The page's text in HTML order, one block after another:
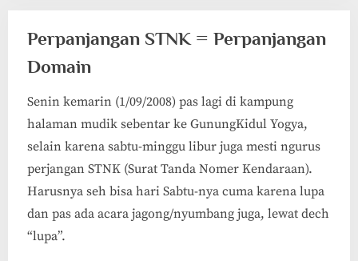
Perpanjangan STNK = Perpanjangan
Domain
Senin kemarin (1/09/2008) pas lagi di kampung
halaman mudik sebentar ke GunungKidul Yogya,
selain karena sabtu-minggu libur juga mesti ngurus
perjangan STNK (Surat Tanda Nomer Kendaraan).
Harusnya seh bisa hari Sabtu-nya cuma karena lupa
dan pas ada acara jagong/nyumbang juga, lewat dech
“lupa”.